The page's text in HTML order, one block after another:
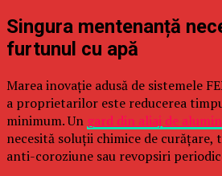
Singura mentenanță
furtunul cu apă
Marea inovație adusă de sistemele
a proprietarilor este reducerea
minimum. Un gard din aliaj de
necesită soluții chimice de curățare,
anti-coroziune sau revopsiri